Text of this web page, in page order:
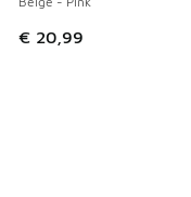
€ 20,99